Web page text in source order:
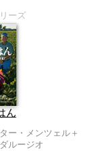
ーズ
ん
ー・メンツェル＋
ルージオ